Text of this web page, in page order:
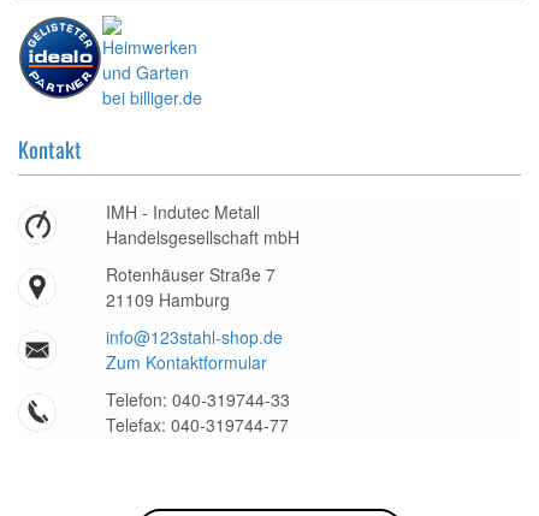
Kontakt
IMH - Indutec Metall
Handelsgesellschaft mbH
Rotenhäuser Straße 7
21109 Hamburg
info@123stahl-shop.de
Zum Kontaktformular
Telefon: 040-319744-33
Telefax: 040-319744-77